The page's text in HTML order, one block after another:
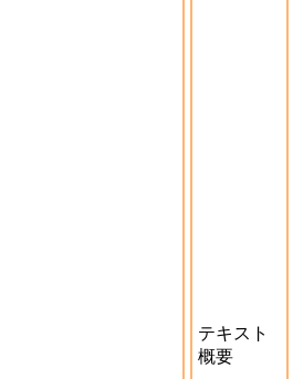
テキスト
概要